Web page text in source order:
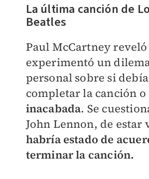
La última canción de
Beatles
Paul McCartney reveló
experimentó un
personal sobre si
completar la canción o
inacabada. Se
John Lennon, de estar
habría estado de
terminar la canción.